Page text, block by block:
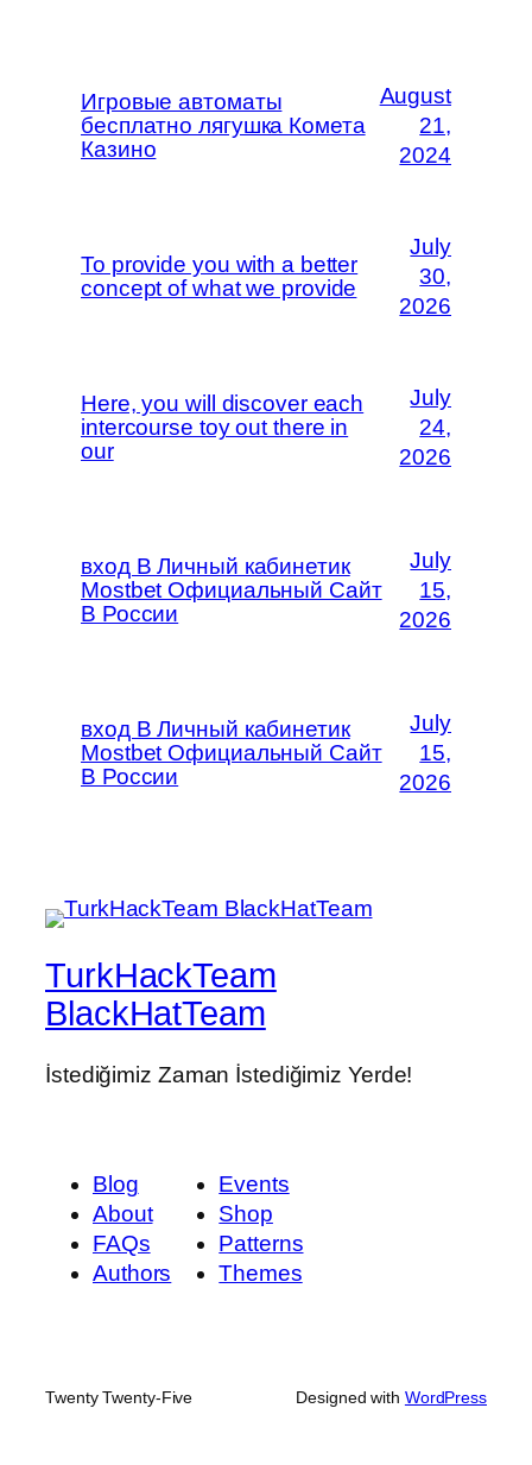
Игровые автоматы
бесплатно лягушка Комета
Казино
August
21,
2024
To provide you with a better
concept of what we provide
July
30,
2026
Here, you will discover each
intercourse toy out there in
our
July
24,
2026
вход В Личный кабинетик
Mostbet Официальный Сайт
В России
July
15,
2026
вход В Личный кабинетик
Mostbet Официальный Сайт
В России
July
15,
2026
TurkHackTeam
BlackHatTeam
İstediğimiz Zaman İstediğimiz Yerde!
Blog
About
FAQs
Authors
Events
Shop
Patterns
Themes
Twenty Twenty-Five Designed with WordPress